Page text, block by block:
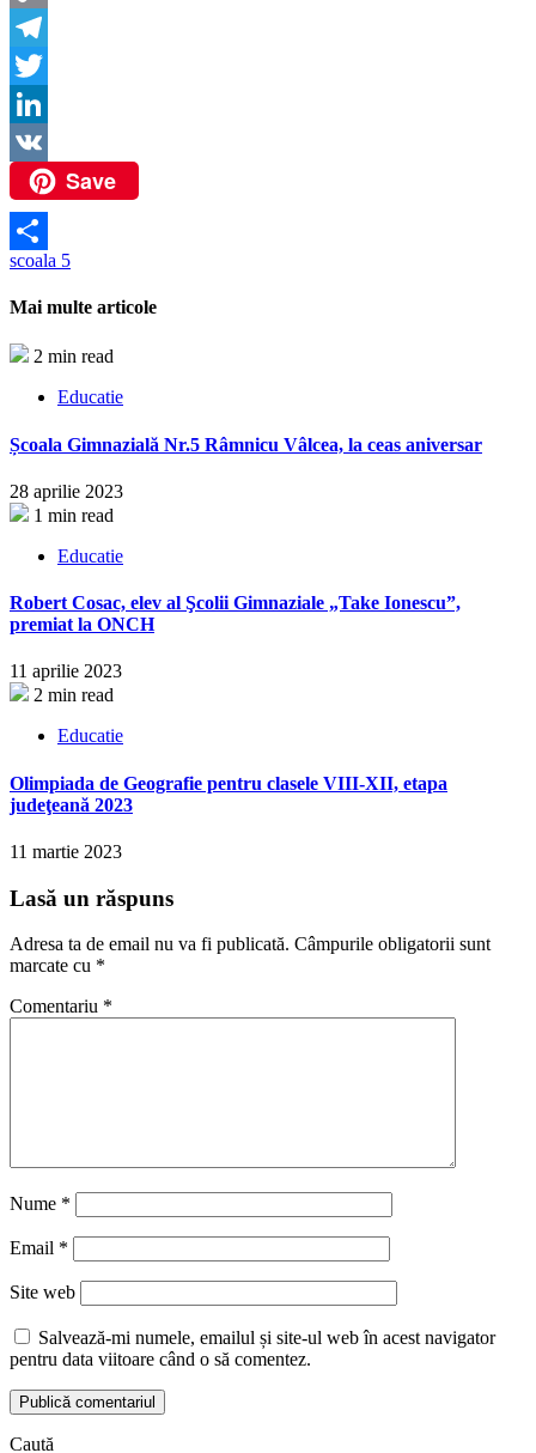
Copy
Link
Telegram
Twitter
LinkedIn
VK
Save
Partajează
scoala 5
Mai multe articole
2 min read
Educatie
Școala Gimnazială Nr.5 Râmnicu Vâlcea, la ceas aniversar
28 aprilie 2023
1 min read
Educatie
Robert Cosac, elev al Şcolii Gimnaziale „Take Ionescu”,
premiat la ONCH
11 aprilie 2023
2 min read
Educatie
Olimpiada de Geografie pentru clasele VIII-XII, etapa
judeţeană 2023
11 martie 2023
Lasă un răspuns
Adresa ta de email nu va fi publicată. Câmpurile obligatorii sunt
marcate cu *
Comentariu *
Nume *
Email *
Site web
Salvează-mi numele, emailul și site-ul web în acest navigator
pentru data viitoare când o să comentez.
Caută